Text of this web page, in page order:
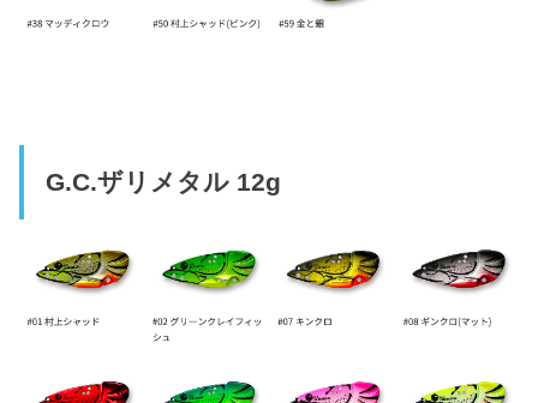
G.C.ザリメタル 12g